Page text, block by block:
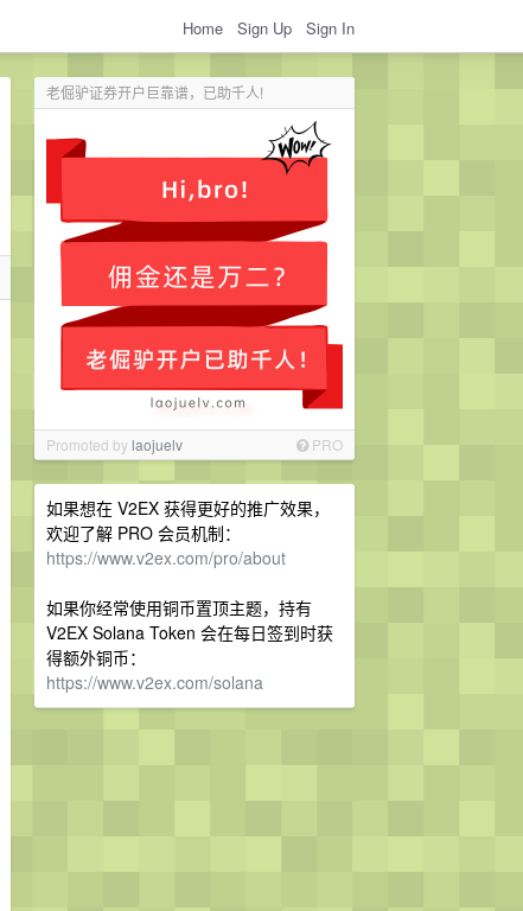
Home Sign Up Sign In
老倔驴证券开户巨靠谱，已助千人!
Promoted bylaojuelv PRO
如果想在 V2EX 获得更好的推广效果，
欢迎了解 PRO 会员机制：
https://www.v2ex.com/pro/about
如果你经常使用铜币置顶主题，持有
V2EX Solana Token 会在每日签到时获
得额外铜币：
https://www.v2ex.com/solana